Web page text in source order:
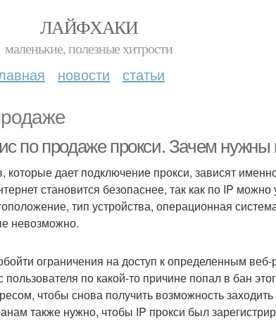
ЛАЙФХАКИ
маленькие, полезные хитрости
новости статьи
по продаже прокси. Зачем нужны
которые дает подключение прокси, зависят
становится безопаснее, так как по IP
тип устройства, операционная
невозможно.
ограничения на доступ к определенным веб-
пользователя по какой-то причине попал в бан
чтобы снова получить возможность
также нужно, чтобы IP прокси был